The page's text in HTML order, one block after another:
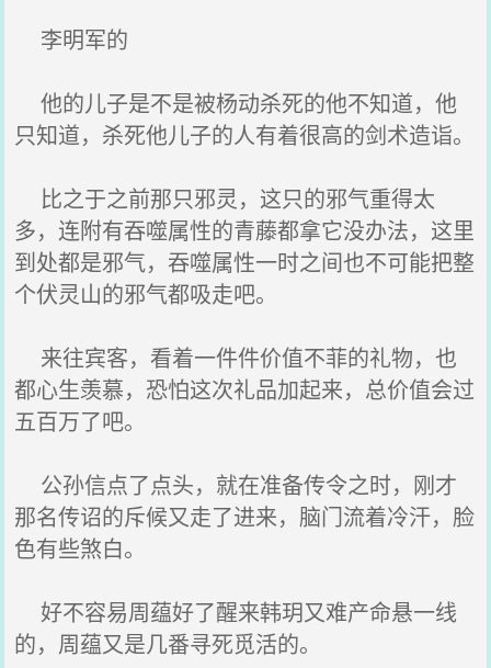
李明军的
他的儿子是不是被杨动杀死的他不知道，他
只知道，杀死他儿子的人有着很高的剑术造诣。
比之于之前那只邪灵，这只的邪气重得太
多，连附有吞噬属性的青藤都拿它没办法，这里
到处都是邪气，吞噬属性一时之间也不可能把整
个伏灵山的邪气都吸走吧。
来往宾客，看着一件件价值不菲的礼物，也
都心生羡慕，恐怕这次礼品加起来，总价值会过
五百万了吧。
公孙信点了点头，就在准备传令之时，刚才
那名传诏的斥候又走了进来，脑门流着冷汗，脸
色有些煞白。
好不容易周蕴好了醒来韩玥又难产命悬一线
的，周蕴又是几番寻死觅活的。